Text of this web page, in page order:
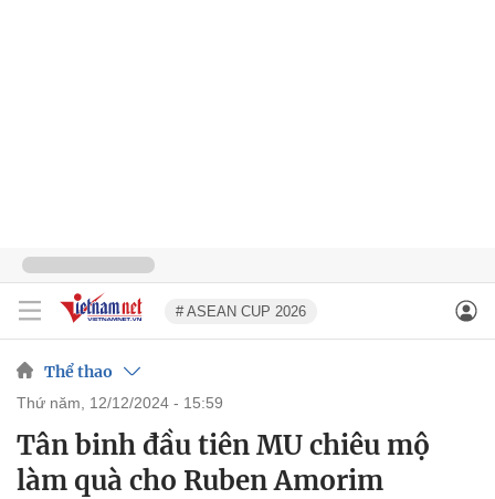
# ASEAN CUP 2026
Thể thao
thứ năm, 12/12/2024 - 15:59
Tân binh đầu tiên MU chiêu mộ
làm quà cho Ruben Amorim